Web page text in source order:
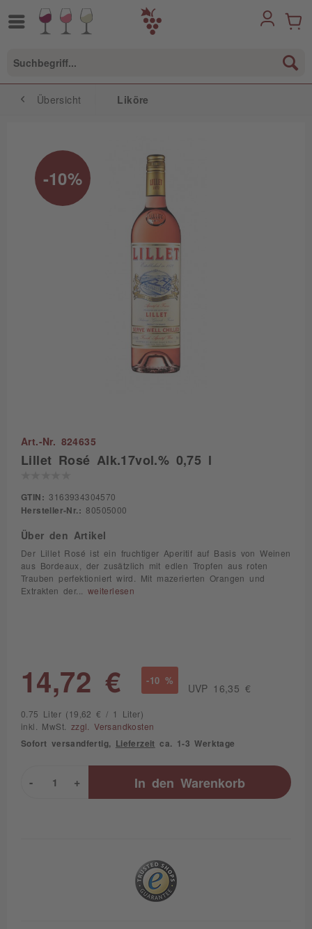
Übersicht Liköre
-10%
Art.-Nr. 824635
Lillet Rosé Alk.17vol.% 0,75 l
GTIN: 3163934304570
Hersteller-Nr.: 80505000
Über den Artikel
Der Lillet Rosé ist ein fruchtiger Aperitif auf Basis von Weinen
aus Bordeaux, der zusätzlich mit edlen Tropfen aus roten
Trauben perfektioniert wird. Mit mazerierten Orangen und
Extrakten der... weiterlesen
14,72 € -10 %
UVP 16,35 €
0.75 Liter (19,62 € / 1 Liter)
inkl. MwSt. zzgl. Versandkosten
Sofort versandfertig, Lieferzeit ca. 1-3 Werktage
+
- In den Warenkorb